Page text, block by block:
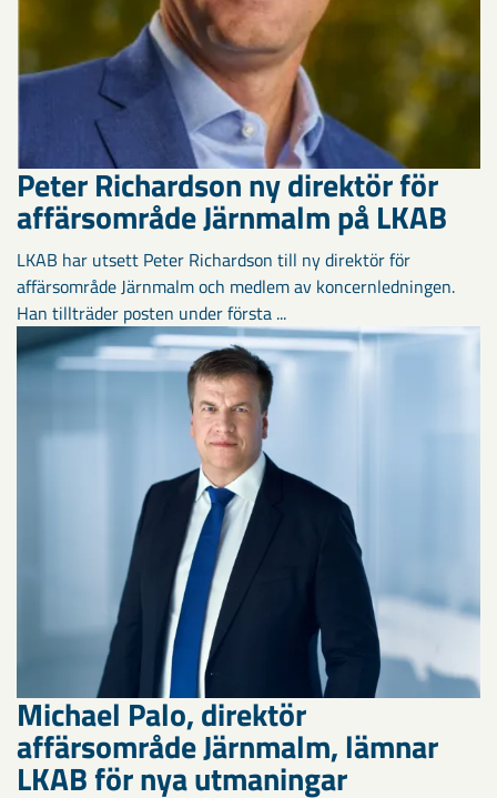
Peter Richardson ny direktör för
affärsområde Järnmalm på LKAB
LKAB har utsett Peter Richardson till ny direktör för
affärsområde Järnmalm och medlem av koncernledningen.
Han tillträder posten under första ...
Michael Palo, direktör
affärsområde Järnmalm, lämnar
LKAB för nya utmaningar